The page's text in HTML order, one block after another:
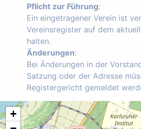
Pflicht zur Führung:
Ein eingetragener Verein ist
Vereinsregister auf dem
halten.
Änderungen:
Bei Änderungen in der
Satzung oder der Adresse
Registergericht gemeldet
+